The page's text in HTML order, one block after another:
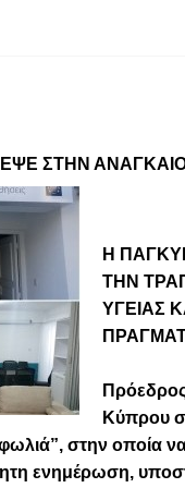
ΣΤΗΝ
Η
ΤΗΝ
ΥΓΕΙΑΣ
Κύπρου
στην οποία
ενημέρωση,